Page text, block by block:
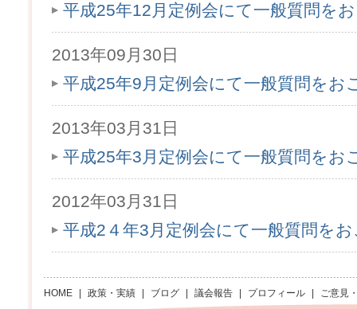
平成25年12月定例会にて一般質問を
2013年09月30日
平成25年9月定例会にて一般質問をお
2013年03月31日
平成25年3月定例会にて一般質問をお
2012年03月31日
平成2４年3月定例会にて一般質問を
HOME 政策・実績 ブログ 議会報告 プロフィール ご意見